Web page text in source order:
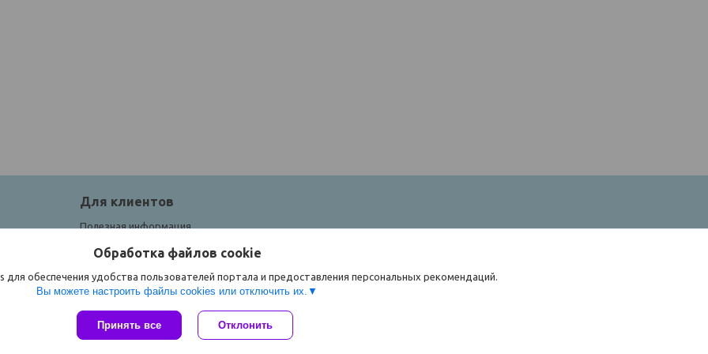
Для клиентов
Полезная информация
Сайт создан на платформе Deal.by
Политика обработки файлов cookies
Обработка файлов cookie
обеспечения удобства пользователей портала и предоставления персональных рекомендаций.
Вы можете настроить файлы cookies или отключить их.
Принять все Отклонить